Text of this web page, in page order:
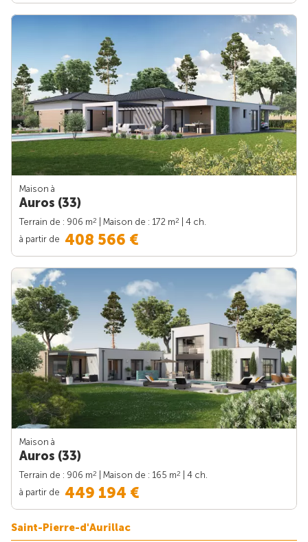
Maison à
Auros (33)
Terrain de : 906 m2 | Maison de : 172 m2
| 4 ch.
à partir de 408 566 €
Maison à
Auros (33)
Terrain de : 906 m2 | Maison de : 165 m2
| 4 ch.
à partir de 449 194 €
Saint-Pierre-d'Aurillac